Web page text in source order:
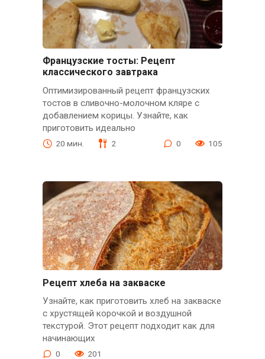
Французские тосты: Рецепт
классического завтрака
Оптимизированный рецепт французских
тостов в сливочно-молочном кляре с
добавлением корицы. Узнайте, как
приготовить идеально
20 мин. 2 0 105
Рецепт хлеба на закваске
Узнайте, как приготовить хлеб на закваске
с хрустящей корочкой и воздушной
текстурой. Этот рецепт подходит как для
начинающих
0 201